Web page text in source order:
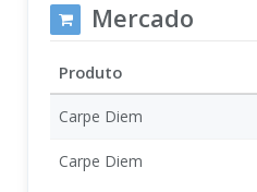
Mercado
Produto
Carpe Diem
Carpe Diem